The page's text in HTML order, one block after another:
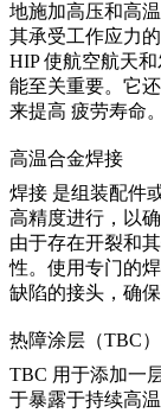
地施加高压和高
其承受工作应力的
HIP 使航空航天
能至关重要。它
来提高 疲劳寿命。
高温合金焊接
焊接 是组装配件
高精度进行，以
由于存在开裂和
性。使用专门的
缺陷的接头，确
热障涂层（TBC）
TBC 用于添加一
于暴露于持续高